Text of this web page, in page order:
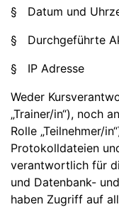
§ Datum und
§ Durchgeführte
§ IP Adresse
Weder
„Trainer/in“), noch
Rolle „Teilnehmer/
Protokolldateien
verantwortlich für
und Datenbank-
haben Zugriff auf